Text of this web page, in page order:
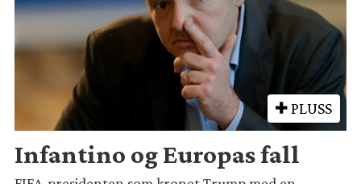
PLUSS
Infantino og Europas fall